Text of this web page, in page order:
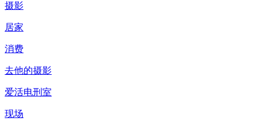
摄影
居家
消费
去他的摄影
爱活电刑室
现场